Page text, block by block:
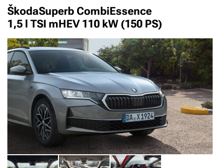
ŠkodaSuperb CombiEssence
1,5 l TSI mHEV 110 kW (150 PS)